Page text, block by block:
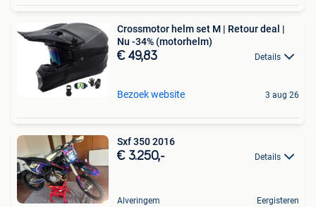
Crossmotor helm set M | Retour deal |
Nu -34% (motorhelm)
€ 49,83 Details
Bezoek website 3 aug 26
Sxf 350 2016
€ 3.250,- Details
Alveringem Eergisteren